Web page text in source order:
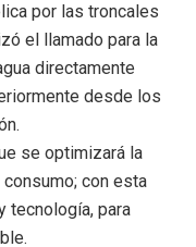
por las troncales
el llamado para la
directamente
desde los
se optimizará la
con esta
tecnología, para